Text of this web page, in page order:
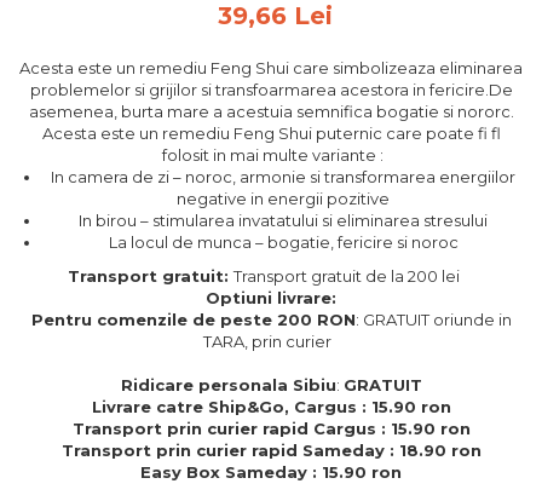
Aromaterapie
Papioane din lemn
Decoratiuni pentru casa
Genti si portofele barbati din
piele naturala
Cadouri de Paste
Produse personalizate pentru
nunti si botezuri
Cadouri personalizate pentru
cei dragi
Cadouri pentru profesori
Cadouri pentru parinti
39,66 Lei
Acesta este un remediu Feng Shui care simbolizeaza eliminarea
problemelor si grijilor si transfoarmarea acestora in fericire.De
asemenea, burta mare a acestuia semnifica bogatie si nororc.
Acesta este un remediu Feng Shui puternic care poate fi fl
folosit in mai multe variante :
In camera de zi – noroc, armonie si transformarea energiilor
negative in energii pozitive
In birou – stimularea invatatului si eliminarea stresului
La locul de munca – bogatie, fericire si noroc
Transport gratuit:Transport gratuit de la 200 lei
Optiuni livrare:
Pentru comenzile de peste 200 RON: GRATUIT oriunde in
TARA, prin curier
Ridicare personala Sibiu: GRATUIT
Livrare catre Ship&Go, Cargus : 15.90 ron
Transport prin curier rapid Cargus : 15.90 ron
Transport prin curier rapid Sameday : 18.90 ron
Easy Box Sameday : 15.90 ron